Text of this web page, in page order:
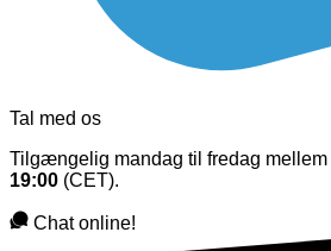
Tal med os
Tilgængelig mandag til fredag mellem
19:00 (CET).
Chat online!